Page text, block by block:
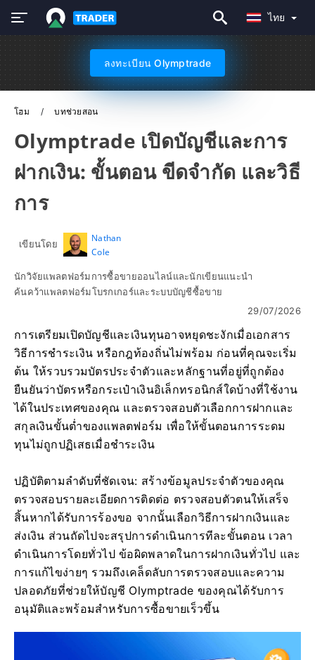
ไทย
ลงทะเบียน Olymptrade
โฮม บทช่วยสอน
Olymptrade เปิดบัญชีและการ
ฝากเงิน: ขั้นตอน ขีดจำกัด และวิธี
การ
เขียนโดย
Nathan
Cole
นักวิจัยแพลตฟอร์มการซื้อขายออนไลน์และนักเขียนแนะนำ
ค้นคว้าแพลตฟอร์มโบรกเกอร์และระบบบัญชีซื้อขาย
29/07/2026
การเตรียมเปิดบัญชีและเงินทุนอาจหยุดชะงักเมื่อเอกสาร
วิธีการชำระเงิน หรือกฎท้องถิ่นไม่พร้อม ก่อนที่คุณจะเริ่ม
ต้น ให้รวบรวมบัตรประจำตัวและหลักฐานที่อยู่ที่ถูกต้อง
ยืนยันว่าบัตรหรือกระเป๋าเงินอิเล็กทรอนิกส์ใดบ้างที่ใช้งาน
ได้ในประเทศของคุณ และตรวจสอบตัวเลือกการฝากและ
สกุลเงินขั้นต่ำของแพลตฟอร์ม เพื่อให้ขั้นตอนการระดม
ทุนไม่ถูกปฏิเสธเมื่อชำระเงิน
ปฏิบัติตามลำดับที่ชัดเจน: สร้างข้อมูลประจำตัวของคุณ
ตรวจสอบรายละเอียดการติดต่อ ตรวจสอบตัวตนให้เสร็จ
สิ้นหากได้รับการร้องขอ จากนั้นเลือกวิธีการฝากเงินและ
ส่งเงิน ส่วนถัดไปจะสรุปการดำเนินการทีละขั้นตอน เวลา
ดำเนินการโดยทั่วไป ข้อผิดพลาดในการฝากเงินทั่วไป และ
การแก้ไขง่ายๆ รวมถึงเคล็ดลับการตรวจสอบและความ
ปลอดภัยที่ช่วยให้บัญชี Olymptrade ของคุณได้รับการ
อนุมัติและพร้อมสำหรับการซื้อขายเร็วขึ้น